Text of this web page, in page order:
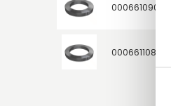
000661090
000661108